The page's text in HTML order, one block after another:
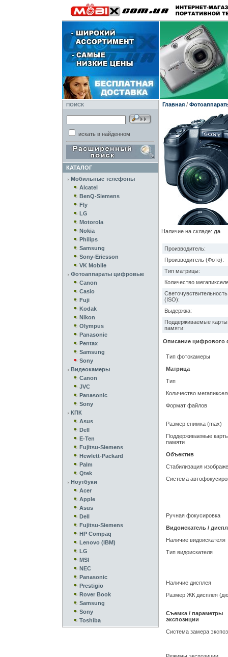
ПОИСК
искать в найденном
КАТАЛОГ
Мобильные телефоны
Alcatel
BenQ-Siemens
Fly
LG
Motorola
Nokia
Philips
Samsung
Sony-Ericsson
VK Mobile
Фотоаппараты цифровые
Canon
Casio
Fuji
Kodak
Nikon
Olympus
Panasonic
Pentax
Samsung
Sony
Видеокамеры
Canon
JVC
Panasonic
Sony
КПК
Asus
Dell
E-Ten
Fujitsu-Siemens
Hewlett-Packard
Palm
Qtek
Ноутбуки
Acer
Apple
Asus
Dell
Fujitsu-Siemens
HP Compaq
Lenovo (IBM)
LG
MSI
NEC
Panasonic
Prestigio
Rover Book
Samsung
Sony
Toshiba
Главная/
Наличие на складе: да
Производитель:
Производитель (Фото):
Тип матрицы:
Количество
Светочувствительность
(ISO):
Выдержка:
Поддерживаемые карты
памяти:
Описание цифрового
Тип фотокамеры
Матрица
Тип
Количество
Формат файлов
Размер снимка (max)
Поддерживаемые
памяти
Объектив
Стабилизация
Система
Ручная фокусировка
Видоискатель /
Наличие видоискателя
Тип видоискателя
Наличие дисплея
Размер ЖК дисплея
Съемка / параметры
экспозиции
Система замера